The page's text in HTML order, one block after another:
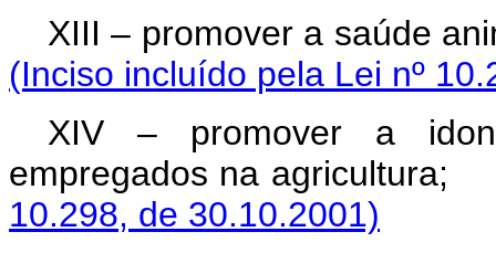
XIII – promover a saúde
(Inciso incluído pela Lei nº
XIV – promover a
empregados na
10.298, de 30.10.2001)